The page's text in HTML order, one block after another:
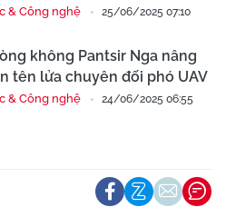
& Công nghệ 25/06/2025 07:10
không Pantsir Nga nâng
tên lửa chuyên đối phó UAV
& Công nghệ 24/06/2025 06:55